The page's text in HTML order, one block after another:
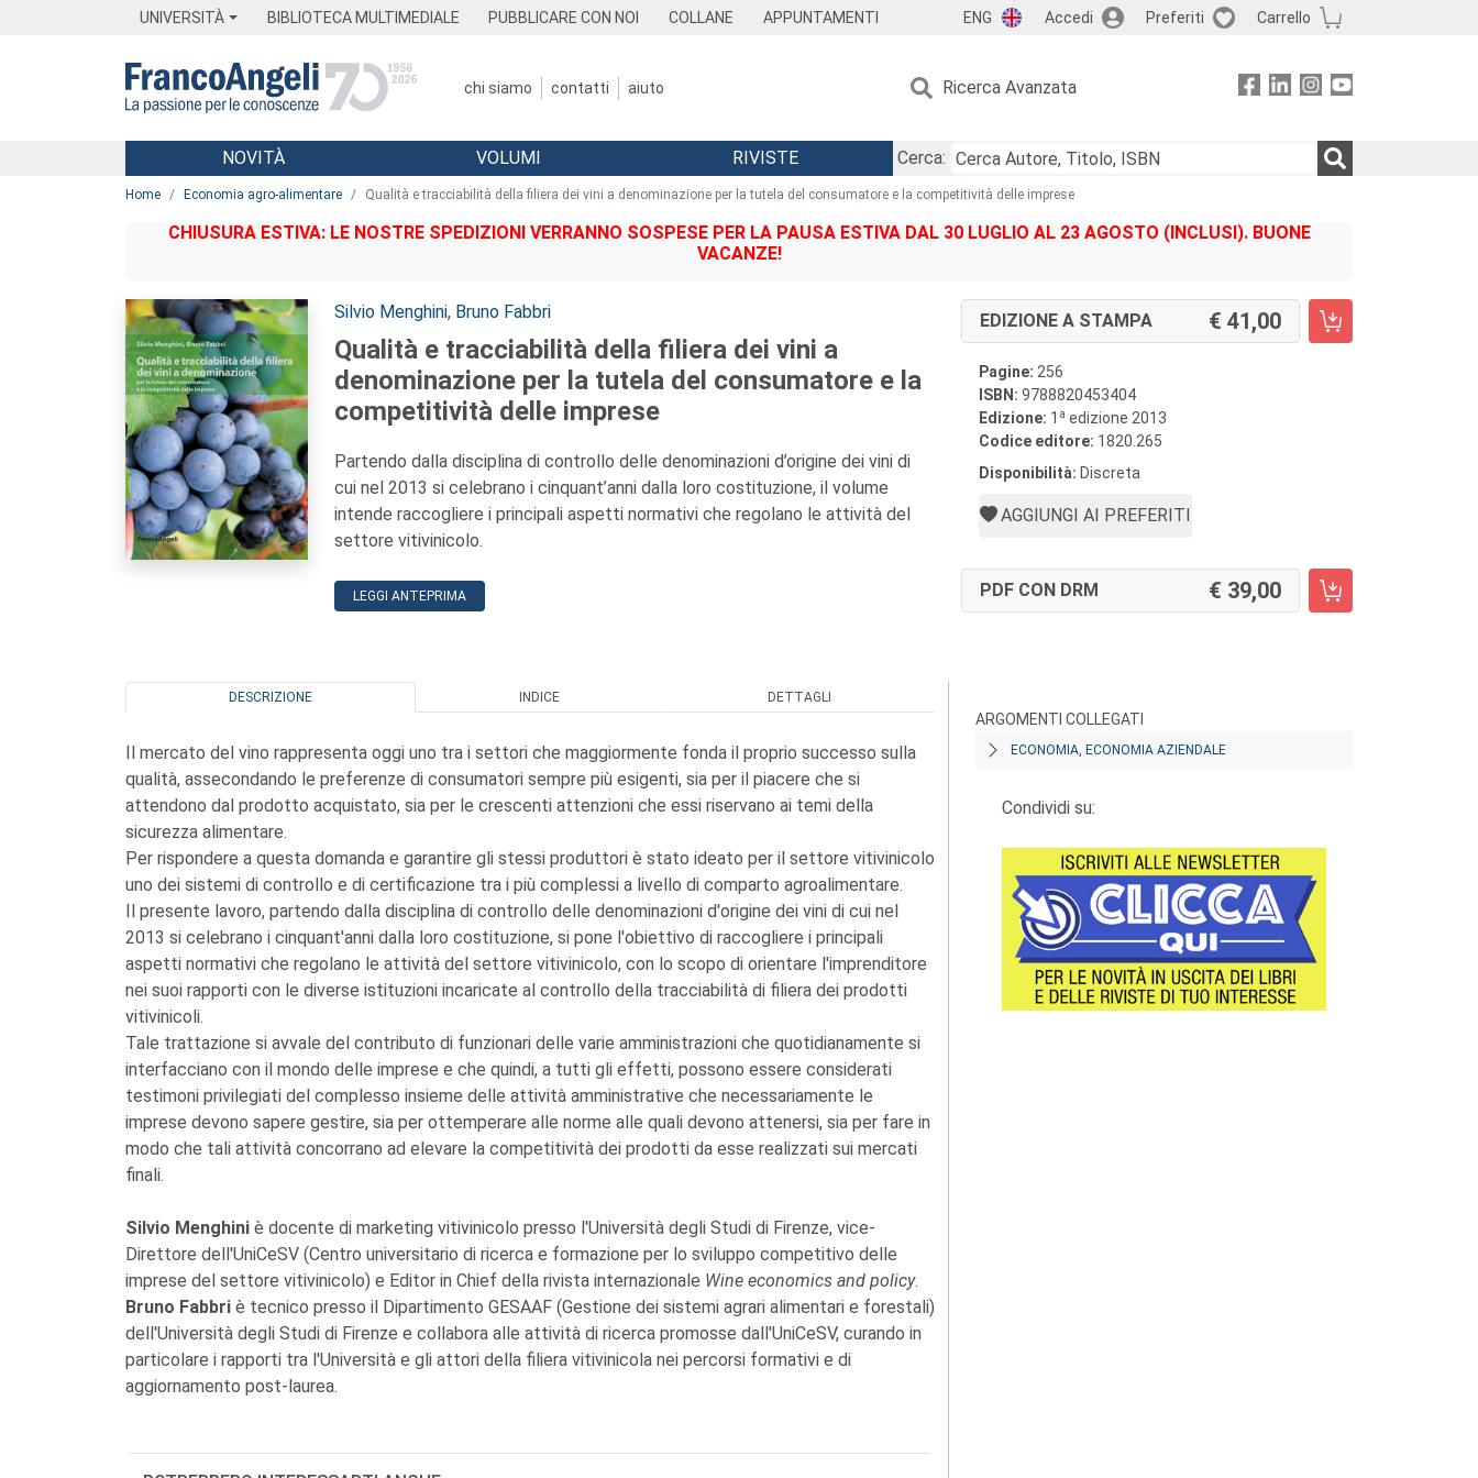
UNIVERSITÀ BIBLIOTECA MULTIMEDIALE PUBBLICARE CON NOI COLLANE APPUNTAMENTI ENG Accedi Preferiti Carrello
chi siamo contatti aiuto Ricerca Avanzata
Menu
NOVITÀ VOLUMI RIVISTE
Cerca:
Home Economia agro-alimentare Qualità e tracciabilità della filiera dei vini a denominazione per la tutela del consumatore e la competitività delle imprese
CHIUSURA ESTIVA: LE NOSTRE SPEDIZIONI VERRANNO SOSPESE PER LA PAUSA ESTIVA DAL 30 LUGLIO AL 23 AGOSTO (INCLUSI). BUONE
VACANZE!
Autori:
Silvio Menghini, Bruno Fabbri
Qualità e tracciabilità della filiera dei vini a
denominazione per la tutela del consumatore e la
competitività delle imprese
Partendo dalla disciplina di controllo delle denominazioni d’origine dei vini di
cui nel 2013 si celebrano i cinquant’anni dalla loro costituzione, il volume
intende raccogliere i principali aspetti normativi che regolano le attività del
settore vitivinicolo.
LEGGI ANTEPRIMA
EDIZIONE A STAMPA 41,00
Pagine: 256
ISBN: 9788820453404
Edizione: 1 a edizione 2013
Codice editore: 1820.265
Disponibilità: Discreta
AGGIUNGI AI PREFERITI
PDF CON DRM 39,00
DESCRIZIONE INDICE DETTAGLI
Il mercato del vino rappresenta oggi uno tra i settori che maggiormente fonda il proprio successo sulla
qualità, assecondando le preferenze di consumatori sempre più esigenti, sia per il piacere che si
attendono dal prodotto acquistato, sia per le crescenti attenzioni che essi riservano ai temi della
sicurezza alimentare.
Per rispondere a questa domanda e garantire gli stessi produttori è stato ideato per il settore vitivinicolo
uno dei sistemi di controllo e di certificazione tra i più complessi a livello di comparto agroalimentare.
Il presente lavoro, partendo dalla disciplina di controllo delle denominazioni d'origine dei vini di cui nel
2013 si celebrano i cinquant'anni dalla loro costituzione, si pone l'obiettivo di raccogliere i principali
aspetti normativi che regolano le attività del settore vitivinicolo, con lo scopo di orientare l'imprenditore
nei suoi rapporti con le diverse istituzioni incaricate al controllo della tracciabilità di filiera dei prodotti
vitivinicoli.
Tale trattazione si avvale del contributo di funzionari delle varie amministrazioni che quotidianamente si
interfacciano con il mondo delle imprese e che quindi, a tutti gli effetti, possono essere considerati
testimoni privilegiati del complesso insieme delle attività amministrative che necessariamente le
imprese devono sapere gestire, sia per ottemperare alle norme alle quali devono attenersi, sia per fare in
modo che tali attività concorrano ad elevare la competitività dei prodotti da esse realizzati sui mercati
finali.
Silvio Menghini è docente di marketing vitivinicolo presso l'Università degli Studi di Firenze, vice-
Direttore dell'UniCeSV (Centro universitario di ricerca e formazione per lo sviluppo competitivo delle
imprese del settore vitivinicolo) e Editor in Chief della rivista internazionale Wine economics and policy.
Bruno Fabbri è tecnico presso il Dipartimento GESAAF (Gestione dei sistemi agrari alimentari e forestali)
dell'Università degli Studi di Firenze e collabora alle attività di ricerca promosse dall'UniCeSV, curando in
particolare i rapporti tra l'Università e gli attori della filiera vitivinicola nei percorsi formativi e di
aggiornamento post-laurea.
ARGOMENTI COLLEGATI
ECONOMIA, ECONOMIA AZIENDALE
Condividi su: